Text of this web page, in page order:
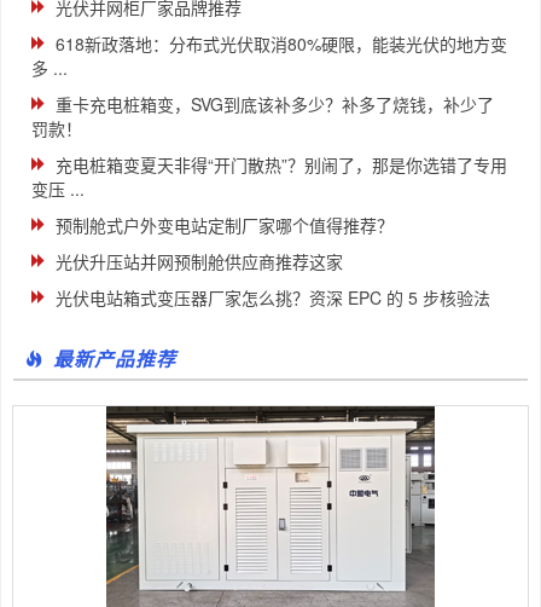
光伏并网柜厂家品牌推荐
618新政落地：分布式光伏取消80%硬限，能装光伏的地方变
多 ...
重卡充电桩箱变，SVG到底该补多少？补多了烧钱，补少了
罚款！
充电桩箱变夏天非得“开门散热”？别闹了，那是你选错了专用
变压 ...
预制舱式户外变电站定制厂家哪个值得推荐？
光伏升压站并网预制舱供应商推荐这家
光伏电站箱式变压器厂家怎么挑？资深 EPC 的 5 步核验法
最新产品推荐